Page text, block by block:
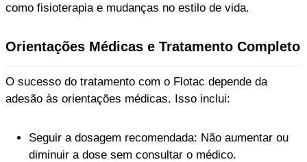
como fisioterapia e mudanças no estilo de vida.
Orientações Médicas e Tratamento Completo
O sucesso do tratamento com o Flotac depende da
adesão às orientações médicas. Isso inclui:
Seguir a dosagem recomendada: Não aumentar ou
diminuir a dose sem consultar o médico.